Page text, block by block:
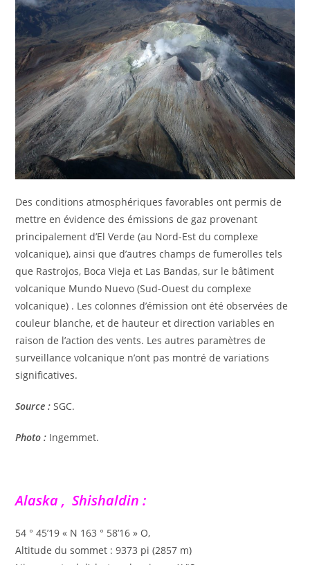
Des conditions atmosphériques favorables ont permis de
mettre en évidence des émissions de gaz provenant
principalement d’El Verde (au Nord-Est du complexe
volcanique), ainsi que d’autres champs de fumerolles tels
que Rastrojos, Boca Vieja et Las Bandas, sur le bâtiment
volcanique Mundo Nuevo (Sud-Ouest du complexe
volcanique) . Les colonnes d’émission ont été observées de
couleur blanche, et de hauteur et direction variables en
raison de l’action des vents. Les autres paramètres de
surveillance volcanique n’ont pas montré de variations
significatives.
Source : SGC.
Photo : Ingemmet.
Alaska , Shishaldin :
54 ° 45’19 « N 163 ° 58’16 » O,
Altitude du sommet : 9373 pi (2857 m)